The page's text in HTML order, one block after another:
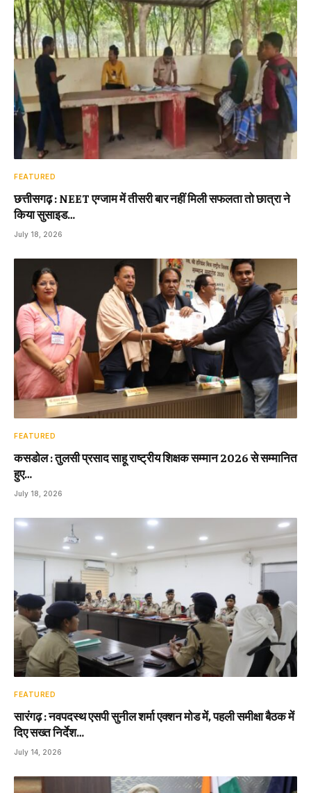
FEATURED
छत्तीसगढ़ : NEET एग्जाम में तीसरी बार नहीं मिली सफलता तो छात्रा ने
किया सुसाइड…
July 18, 2026
FEATURED
कसडोल : तुलसी प्रसाद साहू राष्ट्रीय शिक्षक सम्मान 2026 से सम्मानित
हुए…
July 18, 2026
FEATURED
सारंगढ़ : नवपदस्थ एसपी सुनील शर्मा एक्शन मोड में, पहली समीक्षा बैठक में
दिए सख्त निर्देश…
July 14, 2026